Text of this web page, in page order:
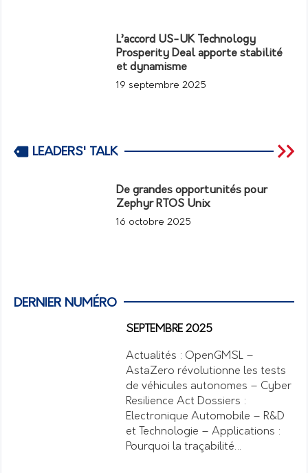
L’accord US-UK Technology
Prosperity Deal apporte stabilité
et dynamisme
19 septembre 2025
LEADERS' TALK
De grandes opportunités pour
Zephyr RTOS Unix
16 octobre 2025
DERNIER NUMÉRO
SEPTEMBRE 2025
Actualités : OpenGMSL –
AstaZero révolutionne les tests
de véhicules autonomes – Cyber
Resilience Act Dossiers :
Electronique Automobile – R&D
et Technologie – Applications :
Pourquoi la traçabilité…